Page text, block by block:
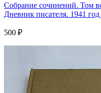
Собрание сочинений. Том
Дневник писателя. 1941
500 ₽